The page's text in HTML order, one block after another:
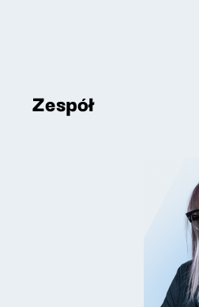
Zespół